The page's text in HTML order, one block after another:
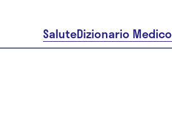
SaluteDizionario Medico